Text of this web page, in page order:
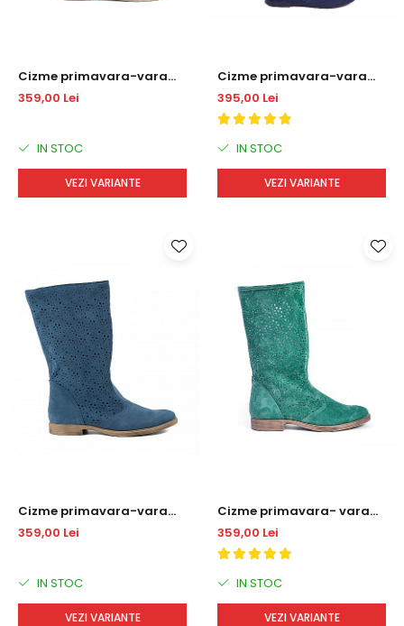
Cizme primavara-vara
DM1722
359,00 Lei
IN STOC
VEZI VARIANTE
Cizme primavara-vara
DM1611L
395,00 Lei
IN STOC
VEZI VARIANTE
Cizme primavara-vara
DM1722
359,00 Lei
IN STOC
VEZI VARIANTE
Cizme primavara- vara
DM1722
359,00 Lei
IN STOC
VEZI VARIANTE